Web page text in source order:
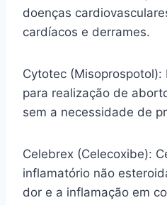
doenças
cardíacos e derrames.
Cytotec (Misoprospotol):
para realização de
sem a necessidade de
Celebrex (Celecoxibe):
inflamatório não
dor e a inflamação em